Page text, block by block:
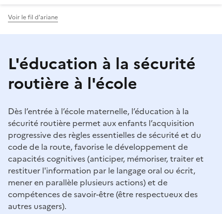
Voir le fil d'ariane
L'éducation à la sécurité
routière à l'école
Dès l’entrée à l’école maternelle, l’éducation à la
sécurité routière permet aux enfants l’acquisition
progressive des règles essentielles de sécurité et du
code de la route, favorise le développement de
capacités cognitives (anticiper, mémoriser, traiter et
restituer l'information par le langage oral ou écrit,
mener en parallèle plusieurs actions) et de
compétences de savoir-être (être respectueux des
autres usagers).